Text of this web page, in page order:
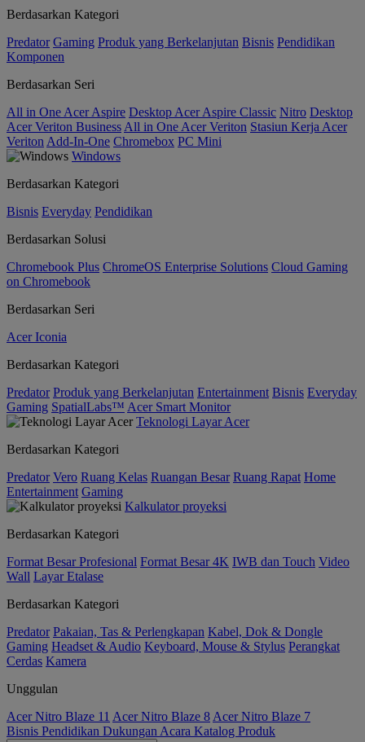
Berdasarkan Kategori
Predator Gaming Produk yang Berkelanjutan Bisnis Pendidikan
Komponen
Berdasarkan Seri
All in One Acer Aspire Desktop Acer Aspire Classic Nitro Desktop
Acer Veriton Business All in One Acer Veriton Stasiun Kerja Acer
Veriton Add-In-One Chromebox PC Mini
Windows
Berdasarkan Kategori
Bisnis Everyday Pendidikan
Berdasarkan Solusi
Chromebook Plus ChromeOS Enterprise Solutions Cloud Gaming
on Chromebook
Berdasarkan Seri
Acer Iconia
Berdasarkan Kategori
Predator Produk yang Berkelanjutan Entertainment Bisnis Everyday
Gaming SpatialLabs™ Acer Smart Monitor
Teknologi Layar Acer
Berdasarkan Kategori
Predator Vero Ruang Kelas Ruangan Besar Ruang Rapat Home
Entertainment Gaming
Kalkulator proyeksi
Berdasarkan Kategori
Format Besar Profesional Format Besar 4K IWB dan Touch Video
Wall Layar Etalase
Berdasarkan Kategori
Predator Pakaian, Tas & Perlengkapan Kabel, Dok & Dongle
Gaming Headset & Audio Keyboard, Mouse & Stylus Perangkat
Cerdas Kamera
Unggulan
Acer Nitro Blaze 11 Acer Nitro Blaze 8 Acer Nitro Blaze 7
Bisnis Pendidikan Dukungan Acara Katalog Produk